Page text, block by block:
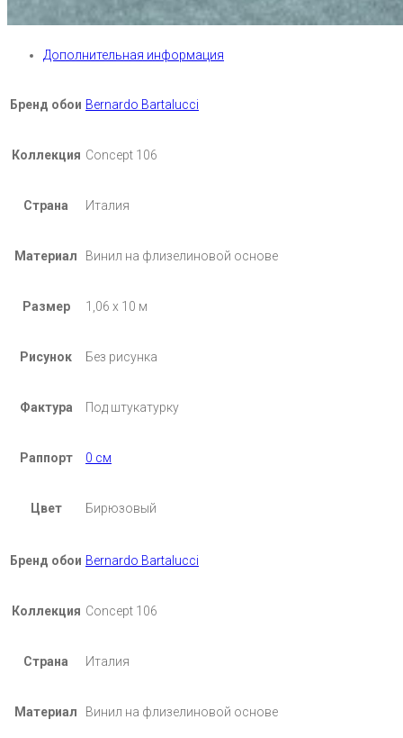
Дополнительная информация
Бренд обои Bernardo Bartalucci
Коллекция Concept 106
Страна Италия
Материал Винил на флизелиновой основе
Размер 1,06 х 10 м
Рисунок Без рисунка
Фактура Под штукатурку
Раппорт 0 см
Цвет Бирюзовый
Бренд обои Bernardo Bartalucci
Коллекция Concept 106
Страна Италия
Материал Винил на флизелиновой основе